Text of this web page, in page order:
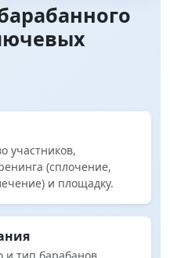
участников,
(сплочение,
и площадку.
и тип барабанов